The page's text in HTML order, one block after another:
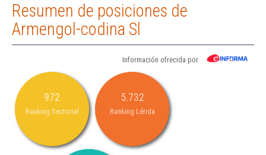
Resumen de posiciones de
Armengol-codina Sl
Información ofrecida por
972
Ranking Sectorial
5.732
Ranking Lérida